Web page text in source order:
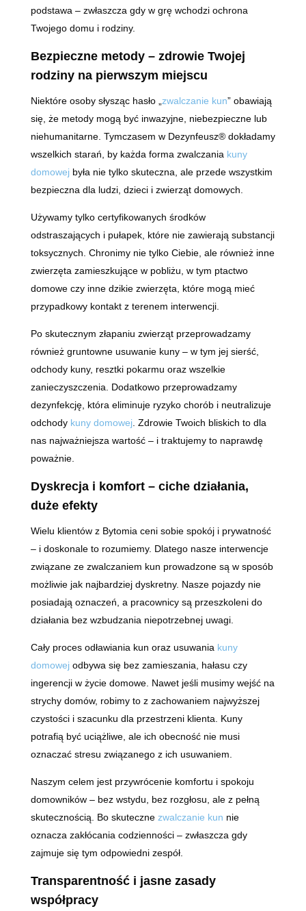
podstawa – zwłaszcza gdy w grę wchodzi ochrona
Twojego domu i rodziny.
Bezpieczne metody – zdrowie Twojej
rodziny na pierwszym miejscu
Niektóre osoby słysząc hasło „ zwalczanie kun” obawiają
się, że metody mogą być inwazyjne, niebezpieczne lub
niehumanitarne. Tymczasem w Dezynfeusz® dokładamy
wszelkich starań, by każda forma zwalczania kuny
domowejbyła nie tylko skuteczna, ale przede wszystkim
bezpieczna dla ludzi, dzieci i zwierząt domowych.
Używamy tylko certyfikowanych środków
odstraszających i pułapek, które nie zawierają substancji
toksycznych. Chronimy nie tylko Ciebie, ale również inne
zwierzęta zamieszkujące w pobliżu, w tym ptactwo
domowe czy inne dzikie zwierzęta, które mogą mieć
przypadkowy kontakt z terenem interwencji.
Po skutecznym złapaniu zwierząt przeprowadzamy
również gruntowne usuwanie kuny – w tym jej sierść,
odchody kuny, resztki pokarmu oraz wszelkie
zanieczyszczenia. Dodatkowo przeprowadzamy
dezynfekcję, która eliminuje ryzyko chorób i neutralizuje
odchody kuny domowej. Zdrowie Twoich bliskich to dla
nas najważniejsza wartość – i traktujemy to naprawdę
poważnie.
Dyskrecja i komfort – ciche działania,
duże efekty
Wielu klientów z Bytomia ceni sobie spokój i prywatność
– i doskonale to rozumiemy. Dlatego nasze interwencje
związane ze zwalczaniem kun prowadzone są w sposób
możliwie jak najbardziej dyskretny. Nasze pojazdy nie
posiadają oznaczeń, a pracownicy są przeszkoleni do
działania bez wzbudzania niepotrzebnej uwagi.
Cały proces odławiania kun oraz usuwania kuny
domowejodbywa się bez zamieszania, hałasu czy
ingerencji w życie domowe. Nawet jeśli musimy wejść na
strychy domów, robimy to z zachowaniem najwyższej
czystości i szacunku dla przestrzeni klienta. Kuny
potrafią być uciążliwe, ale ich obecność nie musi
oznaczać stresu związanego z ich usuwaniem.
Naszym celem jest przywrócenie komfortu i spokoju
domowników – bez wstydu, bez rozgłosu, ale z pełną
skutecznością. Bo skuteczne zwalczanie kun nie
oznacza zakłócania codzienności – zwłaszcza gdy
zajmuje się tym odpowiedni zespół.
Transparentność i jasne zasady
współpracy